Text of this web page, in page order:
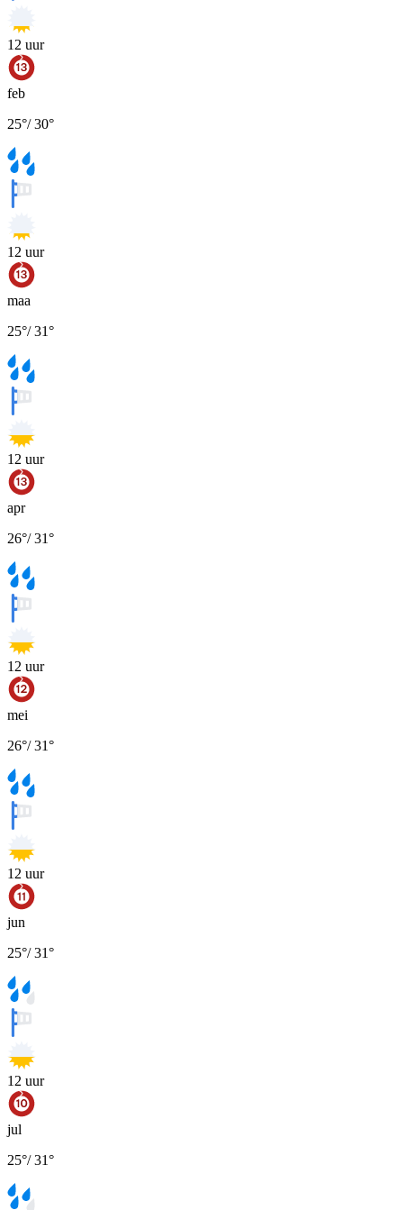
12 uur
feb
25°/30°
12 uur
maa
25°/31°
12 uur
apr
26°/31°
12 uur
mei
26°/31°
12 uur
jun
25°/31°
12 uur
jul
25°/31°